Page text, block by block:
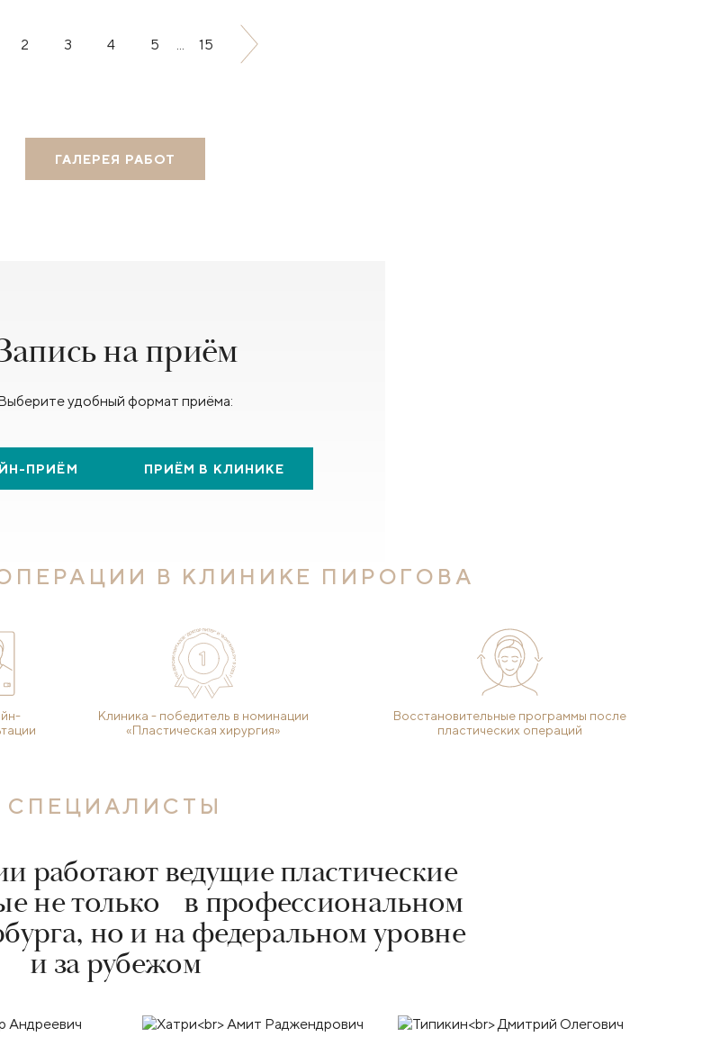
2 3 4 5 15
ГАЛЕРЕЯ РАБОТ
на приём
удобный формат приёма:
ПРИЁМ ПРИЁМ В КЛИНИКЕ
В КЛИНИКЕ ПИРОГОВА
Клиника - победитель в номинации
«Пластическая хирургия»
Восстановительные программы после
пластических операций
СПЕЦИАЛИСТЫ
работают ведущие пластические
не только в профессиональном
но и на федеральном уровне
и за рубежом